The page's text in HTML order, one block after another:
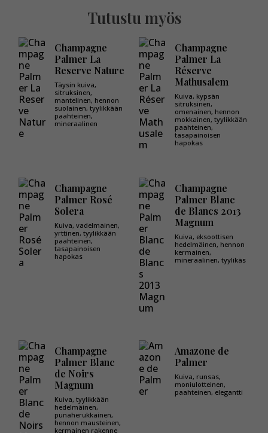
Tutustu myös
Champagne
Palmer La
Reserve Nature
Täysin kuiva,
sitruksinen,
mantelinen, hennon
suolainen, tyylikkään
paahteinen,
mineraalinen
Champagne
Palmer La
Réserve
Mathusalem
Kuiva, kypsän
sitruksinen,
omenainen, hennon
mokkainen, tyylikkään
paahteinen,
tasapainoisen
hapokas
Champagne
Palmer Rosé
Solera
Kuiva, vadelmainen,
yrttinen, tyylikkään
paahteinen,
tasapainoisen
hapokas
Champagne
Palmer Blanc
de Blancs 2013
Magnum
Kuiva, eksoottisen
hedelmäinen, hennon
kermainen,
mineraalinen, tyylikäs
Champagne
Palmer Blanc
de Noirs
Magnum
Kuiva, tyylikkään
hedelmäinen,
punaherukkainen,
hennon mausteinen,
kermainen rakenne
Amazone de
Palmer
Kuiva, runsas,
moniulotteinen,
paahteinen, elegantti